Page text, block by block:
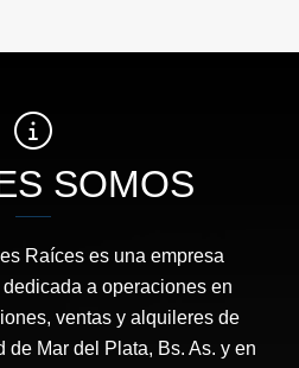
SOMOS
Raíces es una empresa
a operaciones en
ventas y alquileres de
de Mar del Plata, Bs. As. y en